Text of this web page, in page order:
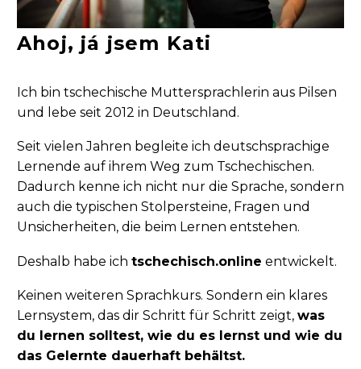
Ahoj, já jsem Kati
Ich bin tschechische Muttersprachlerin aus Pilsen
und lebe seit 2012 in Deutschland.
Seit vielen Jahren begleite ich deutschsprachige
Lernende auf ihrem Weg zum Tschechischen.
Dadurch kenne ich nicht nur die Sprache, sondern
auch die typischen Stolpersteine, Fragen und
Unsicherheiten, die beim Lernen entstehen.
Deshalb habe ich tschechisch.online entwickelt.
Keinen weiteren Sprachkurs. Sondern ein klares
Lernsystem, das dir Schritt für Schritt zeigt, was
du lernen solltest, wie du es lernst und wie du
das Gelernte dauerhaft behältst.